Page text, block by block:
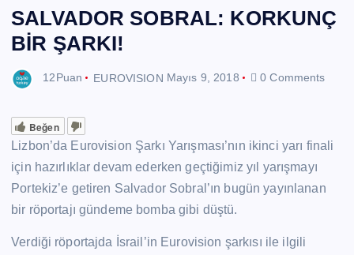
SALVADOR SOBRAL: KORKUNÇ
BİR ŞARKI!
12Puan EUROVISION Mayıs 9, 2018 0 Comments
Beğen
Lizbon’da Eurovision Şarkı Yarışması’nın ikinci yarı finali
için hazırlıklar devam ederken geçtiğimiz yıl yarışmayı
Portekiz’e getiren Salvador Sobral’ın bugün yayınlanan
bir röportajı gündeme bomba gibi düştü.
Verdiği röportajda İsrail’in Eurovision şarkısı ile ilgili